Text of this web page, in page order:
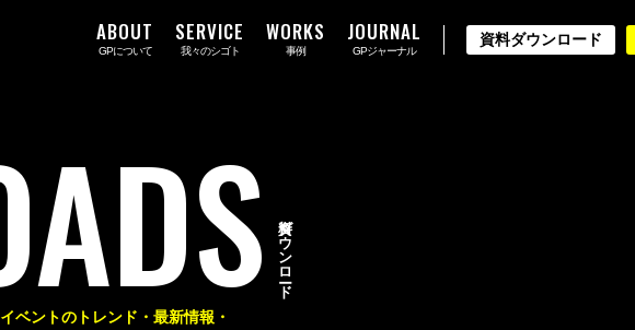
ABOUT
GPについて
SERVICE
我々のシゴト
WORKS
事例
JOURNAL
GPジャーナル
資料ダウンロード
資料ダウンロード
ベントのトレンド・最新情報・